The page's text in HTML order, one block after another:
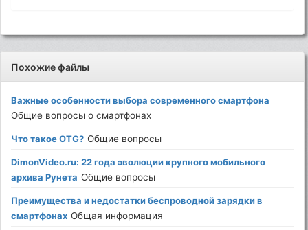
Похожие файлы
Важные особенности выбора современного смартфона
Общие вопросы о смартфонах
Что такое OTG? Общие вопросы
DimonVideo.ru: 22 года эволюции крупного мобильного
архива Рунета Общие вопросы
Преимущества и недостатки беспроводной зарядки в
смартфонах Общая информация